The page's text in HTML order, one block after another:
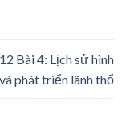
Bài 4: Lịch sử hình
phát triển lãnh thổ